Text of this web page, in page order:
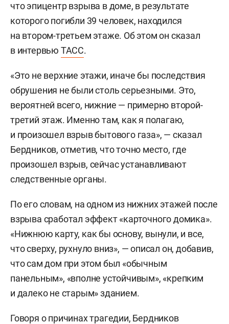
что эпицентр взрыва в доме, в результате
которого погибли 39 человек, находился
на втором-третьем этаже. Об этом он сказал
в интервью ТАСС.
«Это не верхние этажи, иначе бы последствия
обрушения не были столь серьезными. Это,
вероятней всего, нижние — примерно второй-
третий этаж. Именно там, как я полагаю,
и произошел взрыв бытового газа», — сказал
Бердников, отметив, что точно место, где
произошел взрыв, сейчас устанавливают
следственные органы.
По его словам, на одном из нижних этажей после
взрыва сработал эффект «карточного домика».
«Нижнюю карту, как бы основу, вынули, и все,
что сверху, рухнуло вниз», — описал он, добавив,
что сам дом при этом был «обычным
панельным», «вполне устойчивым», «крепким
и далеко не старым» зданием.
Говоря о причинах трагедии, Бердников